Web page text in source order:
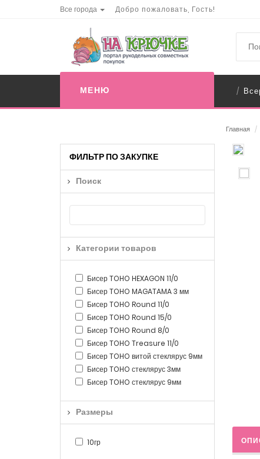
Все города Добро пожаловать, Гость!
МЕНЮ /
Главная /
ФИЛЬТР ПО ЗАКУПКЕ
Поиск
Категории товаров
Бисер TOHO HEXAGON 11/0
Бисер TOHO MAGATAMA 3 мм
Бисер TOHO Round 11/0
Бисер TOHO Round 15/0
Бисер TOHO Round 8/0
Бисер TOHO Treasure 11/0
Бисер TOHO витой стеклярус 9мм
Бисер TOHO стеклярус 3мм
Бисер TOHO стеклярус 9мм
Размеры
10гр